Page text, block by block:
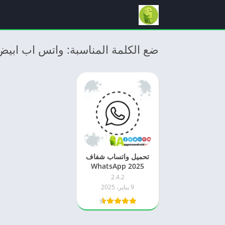
ضع الكلمة المناسبة: واتس اب
تحميل واتساب شفاف
2025 WhatsApp
اصدار للاندرويد
2.4.2
9 يناير، 2025